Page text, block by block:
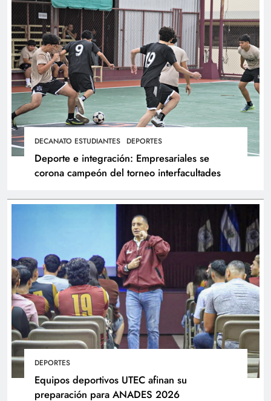
DECANATO ESTUDIANTES DEPORTES
Deporte e integración: Empresariales se
corona campeón del torneo interfacultades
DEPORTES
Equipos deportivos UTEC afinan su
preparación para ANADES 2026